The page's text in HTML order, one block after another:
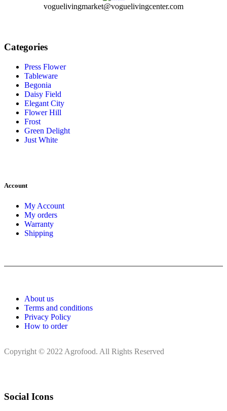
voguelivingmarket@voguelivingcenter.com
Categories
Press Flower
Tableware
Begonia
Daisy Field
Elegant City
Flower Hill
Frost
Green Delight
Just White
Account
My Account
My orders
Warranty
Shipping
About us
Terms and conditions
Privacy Policy
How to order
Copyright © 2022 Agrofood. All Rights Reserved
Social Icons